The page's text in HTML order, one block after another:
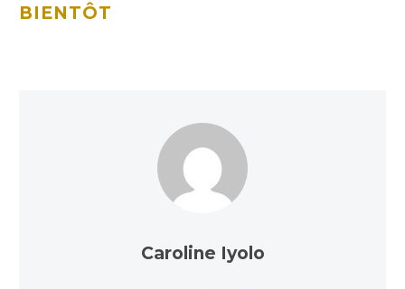
BIENTÔT
Caroline Iyolo